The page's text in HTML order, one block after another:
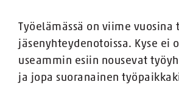
Työelämässä on viime
jäsenyhteydenotoissa. Kyse ei
useammin esiin nousevat
ja jopa suoranainen